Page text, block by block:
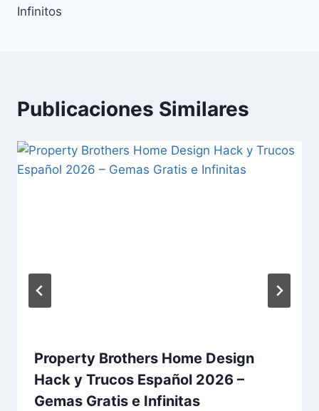
Infinitos
Publicaciones Similares
Property Brothers Home Design
Hack y Trucos Español 2026 –
Gemas Gratis e Infinitas